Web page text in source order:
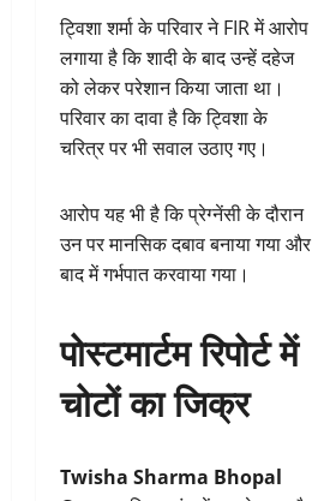
ट्विशा शर्मा के परिवार ने FIR में आरोप
लगाया है कि शादी के बाद उन्हें दहेज
को लेकर परेशान किया जाता था।
परिवार का दावा है कि ट्विशा के
चरित्र पर भी सवाल उठाए गए।
आरोप यह भी है कि प्रेग्नेंसी के दौरान
उन पर मानसिक दबाव बनाया गया और
बाद में गर्भपात करवाया गया।
पोस्टमार्टम रिपोर्ट में
चोटों का जिक्र
Twisha Sharma Bhopal